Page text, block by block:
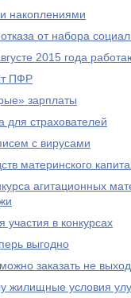
накоплениями
от набора
2015 года
ПФР
зарплаты
для страхователей
с вирусами
материнского
агитационных
в конкурсах
выгодно
заказать не
жилищные условия